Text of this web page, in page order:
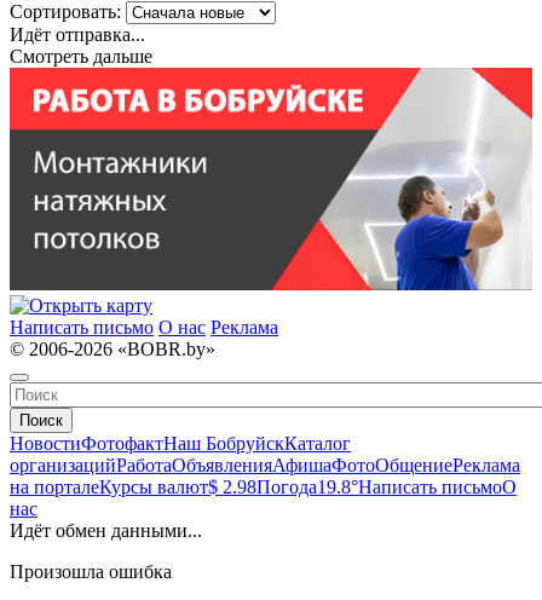
Сортировать:
Идёт отправка...
Смотреть дальше
Написать письмо О нас Реклама
© 2006-2026 «BOBR.by»
Поиск
НовостиФотофактНаш БобруйскКаталог
организацийРаботаОбъявленияАфишаФотоОбщениеРеклама
на порталеКурсы валют$ 2.98Погода19.8°Написать письмоО
нас
Идёт обмен данными...
Произошла ошибка